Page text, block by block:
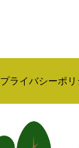
プライバシーポリ